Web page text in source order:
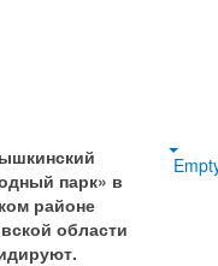
парк» в
районе
области